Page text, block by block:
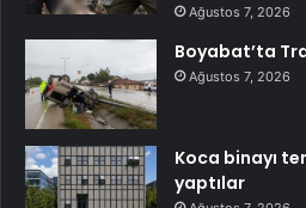
Ağustos 7, 2026
Boyabat’ta
Ağustos 7, 2026
Koca binayı
yaptılar